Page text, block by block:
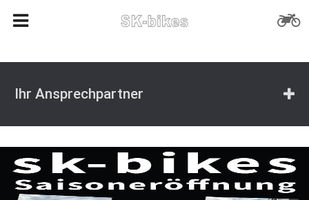
Ihr Ansprechpartner